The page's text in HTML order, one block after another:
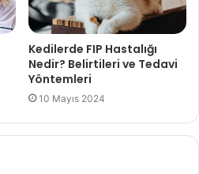
Kedilerde FIP Hastalığı
Nedir? Belirtileri ve Tedavi
Yöntemleri
10 Mayıs 2024